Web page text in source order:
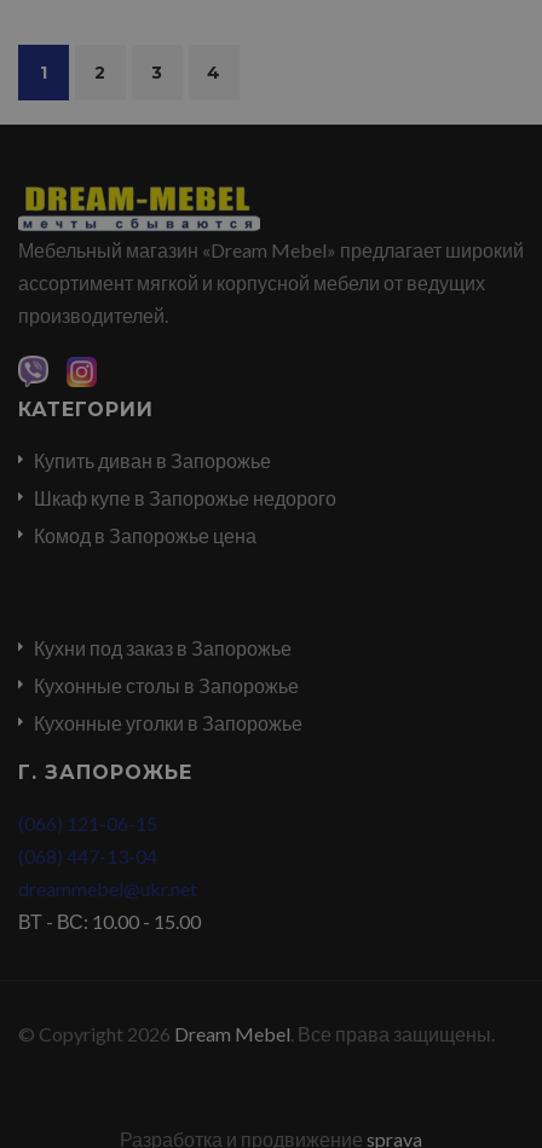
1 2 3 4
Мебельный магазин «Dream Mebel» предлагает широкий
ассортимент мягкой и корпусной мебели от ведущих
производителей.
КАТЕГОРИИ
Купить диван в Запорожье
Шкаф купе в Запорожье недорого
Комод в Запорожье цена
Кухни под заказ в Запорожье
Кухонные столы в Запорожье
Кухонные уголки в Запорожье
Г. ЗАПОРОЖЬЕ
(066) 121-06-15
(068) 447-13-04
dreammebel@ukr.net
ВТ - ВС: 10.00 - 15.00
© Copyright 2026 Dream Mebel. Все права защищены.
Разработка и продвижение sprava